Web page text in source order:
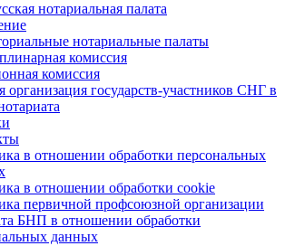
нотариальная палата
нотариальные палаты
комиссия
комиссия
организация государств-участников СНГ в
в отношении обработки персональных
в отношении обработки cookie
первичной профсоюзной организации
БНП в отношении обработки
данных